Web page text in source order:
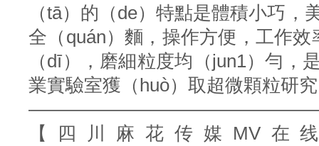
（tā）的（de）特點是體積小巧，
全（quán）麵，操作方便，工作
（dī），磨細粒度均（jun1）勻，
業實驗室獲（huò）取超微顆粒研
【四川麻花传媒MV在